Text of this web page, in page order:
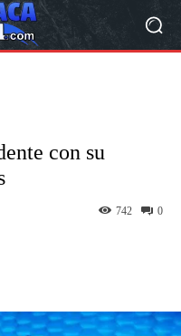
con su
0
742